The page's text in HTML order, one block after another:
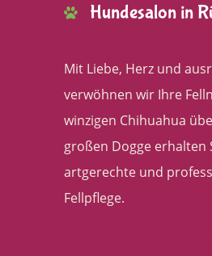
Hundesalon in
Mit Liebe, Herz und
verwöhnen wir Ihre
winzigen Chihuahua
großen Dogge erhalten
artgerechte und
Fellpflege.